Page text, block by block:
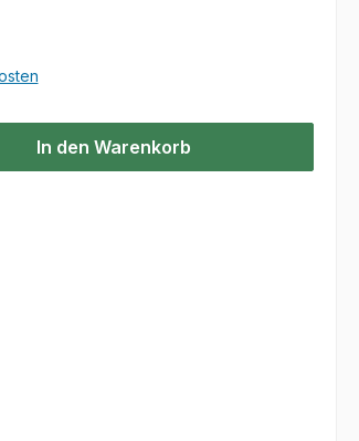
Wert ein oder benutze die Schaltflächen
In den Warenkorb